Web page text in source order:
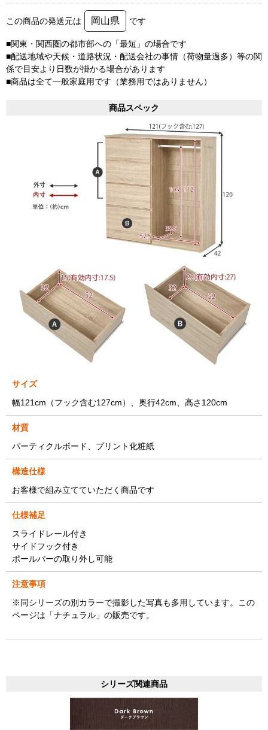
この商品の発送元は 岡山県 です
■関東・関西圏の都市部への「最短」の場合です
■配送地域や天候・道路状況・配送会社の事情（荷物量過多）等の関
係で目安より日数が掛かる場合があります
■商品は全て一般家庭用です（業務用ではありません）
商品スペック
サイズ
幅121cm（フック含む127cm）、奥行42cm、高さ120cm
材質
パーティクルボード、プリント化粧紙
構造仕様
お客様で組み立てていただく商品です
仕様補足
スライドレール付き
サイドフック付き
ポールバーの取り外し可能
注意事項
※同シリーズの別カラーで撮影した写真も多用しています。この
ページは「ナチュラル」の販売です。
シリーズ関連商品